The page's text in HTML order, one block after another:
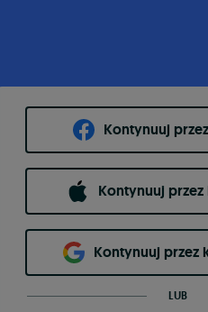
Kontynuuj
Kontynuuj
Kontynuuj przez
LUB